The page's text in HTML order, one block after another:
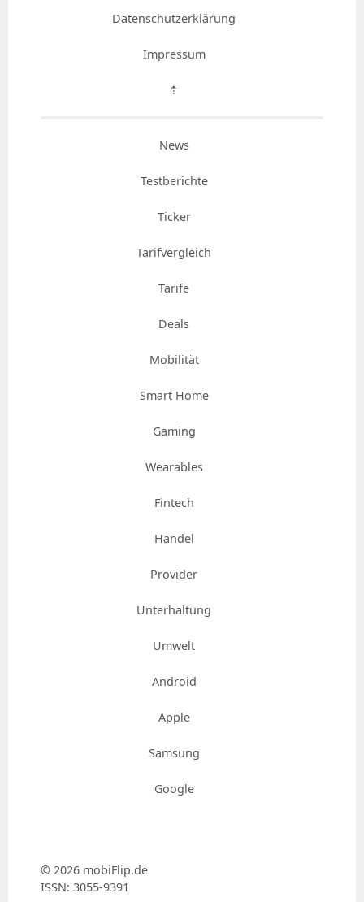
Datenschutzerklärung
Impressum
⇡
News
Testberichte
Ticker
Tarifvergleich
Tarife
Deals
Mobilität
Smart Home
Gaming
Wearables
Fintech
Handel
Provider
Unterhaltung
Umwelt
Android
Apple
Samsung
Google
© 2026 mobiFlip.de
ISSN: 3055-9391